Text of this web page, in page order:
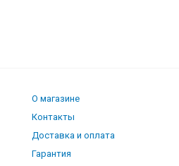
О магазине
Контакты
Доставка и оплата
Гарантия